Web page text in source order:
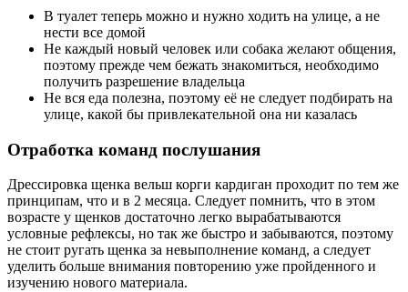
В туалет теперь можно и нужно ходить на улице, а не
нести все домой
Не каждый новый человек или собака желают общения,
поэтому прежде чем бежать знакомиться, необходимо
получить разрешение владельца
Не вся еда полезна, поэтому её не следует подбирать на
улице, какой бы привлекательной она ни казалась
Отработка команд послушания
Дрессировка щенка вельш корги кардиган проходит по тем же
принципам, что и в 2 месяца. Следует помнить, что в этом
возрасте у щенков достаточно легко вырабатываются
условные рефлексы, но так же быстро и забываются, поэтому
не стоит ругать щенка за невыполнение команд, а следует
уделить больше внимания повторению уже пройденного и
изучению нового материала.